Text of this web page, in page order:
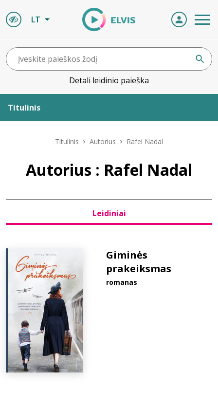
LT
Detali leidinio paieška
Titulinis
Leidiniai
D.U.K.
Titulinis Autorius Rafel Nadal
Autorius : Rafel Nadal
Leidiniai
Giminės
prakeiksmas
romanas